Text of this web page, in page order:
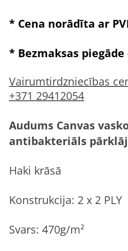
* Cena norādīta ar
* Bezmaksas piegāde
Vairumtirdzniecības
+371 29412054
Audums Canvas
antibakteriāls
Haki krāsā
Konstrukcija: 2 x 2 PLY
Svars: 470g/m²